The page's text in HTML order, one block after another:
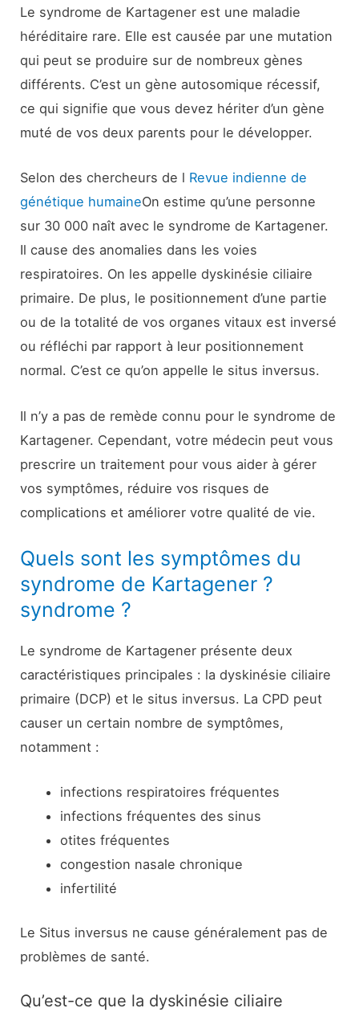
Le syndrome de Kartagener est une maladie
héréditaire rare. Elle est causée par une mutation
qui peut se produire sur de nombreux gènes
différents. C’est un gène autosomique récessif,
ce qui signifie que vous devez hériter d’un gène
muté de vos deux parents pour le développer.
Selon des chercheurs de l Revue indienne de
génétique humaineOn estime qu’une personne
sur 30 000 naît avec le syndrome de Kartagener.
Il cause des anomalies dans les voies
respiratoires. On les appelle dyskinésie ciliaire
primaire. De plus, le positionnement d’une partie
ou de la totalité de vos organes vitaux est inversé
ou réfléchi par rapport à leur positionnement
normal. C’est ce qu’on appelle le situs inversus.
Il n’y a pas de remède connu pour le syndrome de
Kartagener. Cependant, votre médecin peut vous
prescrire un traitement pour vous aider à gérer
vos symptômes, réduire vos risques de
complications et améliorer votre qualité de vie.
Quels sont les symptômes du
syndrome de Kartagener ?
syndrome ?
Le syndrome de Kartagener présente deux
caractéristiques principales : la dyskinésie ciliaire
primaire (DCP) et le situs inversus. La CPD peut
causer un certain nombre de symptômes,
notamment :
infections respiratoires fréquentes
infections fréquentes des sinus
otites fréquentes
congestion nasale chronique
infertilité
Le Situs inversus ne cause généralement pas de
problèmes de santé.
Qu’est-ce que la dyskinésie ciliaire